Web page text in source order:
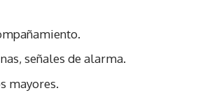
señales de alarma.
mayores.